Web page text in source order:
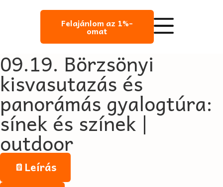
Felajánlom az 1%-
omat
09.19. Börzsönyi
kisvasutazás és
panorámás gyalogtúra:
sínek és színek |
outdoor
Leírás